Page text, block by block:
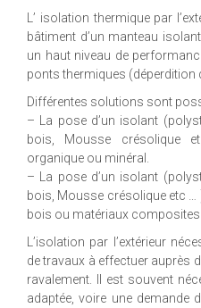
L’ isolation thermique par
bâtiment d’un manteau
un haut niveau de
ponts thermiques (déperdition
Différentes solutions sont
– La pose d’un isolant
bois, Mousse crésolique
organique ou minéral.
– La pose d’un isolant
bois, Mousse crésolique etc …
bois ou matériaux composites.
L’isolation par l’extérieur
de travaux à effectuer auprès
ravalement. Il est souvent
adaptée, voire une demande